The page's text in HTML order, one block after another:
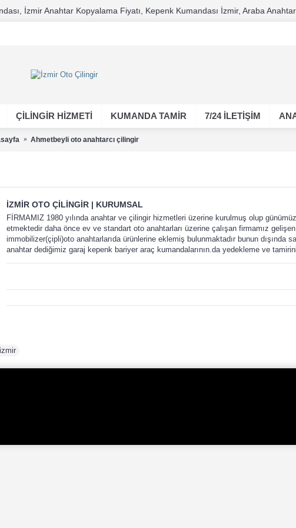
İzmir Anahtar Kopyalama Fiyatı, Kepenk Kumandası İzmir, Araba
ÇILINGIR HIZMETI KUMANDA TAMİR 7/24 İLETİŞİM
Ahmetbeyli oto anahtarcı çilingir
İZMIR OTO ÇILINGIR | KURUMSAL
FİRMAMIZ 1980 yılında anahtar ve çilingir hizmetleri üzerine kurulmuş olup
etmektedir daha önce ev ve standart oto anahtarları üzerine çalışan firmamız
immobilizer(çipli)oto anahtarlarıda ürünlerine eklemiş bulunmaktadır bunun dışında
anahtar dediğimiz garaj kepenk bariyer araç kumandalarının.da yedekleme ve